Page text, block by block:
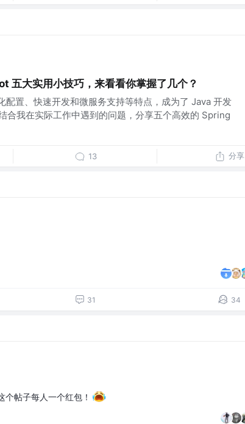
五大实用小技巧，来看看你掌握了几个？
配置、快速开发和微服务支持等特点，成为了 Java 开发
合我在实际工作中遇到的问题，分享五个高效的 Spring
13 分享
31 34
帖子每人一个红包！